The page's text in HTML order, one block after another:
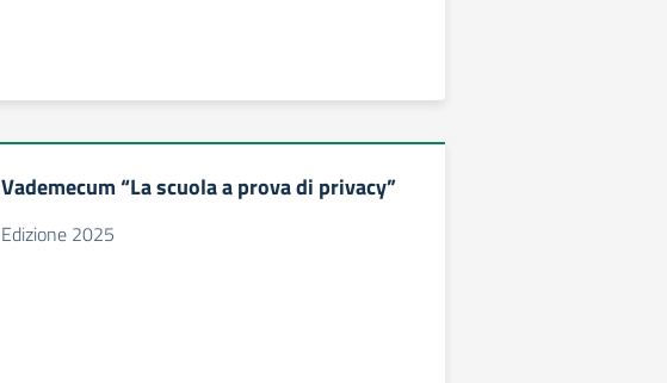
Vademecum “La scuola a prova di privacy”
Edizione 2025